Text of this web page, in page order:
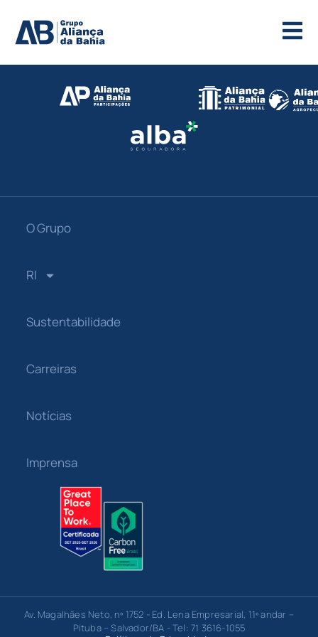
O Grupo
RI
Sustentabilidade
Carreiras
Notícias
Imprensa
Av. Magalhães Neto, nº 1752 - Ed. Lena Empresarial, 11º andar –
Pituba – Salvador/BA - Tel: 71 3616-1055